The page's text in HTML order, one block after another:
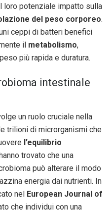
loro potenziale impatto sulla
del peso corporeo.
ceppi di batteri benefici
il metabolismo,
più rapida e duratura.
intestinale
un ruolo cruciale nella
trilioni di microrganismi che
l’equilibrio
trovato che una
può alterare il modo
energia dai nutrienti. In
nel European Journal of
che individui con una